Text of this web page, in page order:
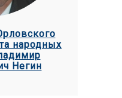
народных
Негин